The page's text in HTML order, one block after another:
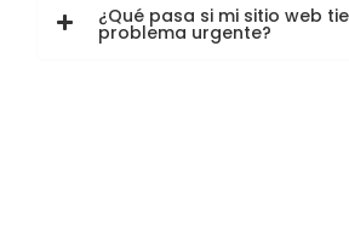
¿Qué pasa si mi sitio web
problema urgente?